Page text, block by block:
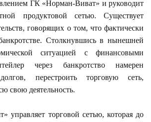
ГК «Норман-Виват» и руководит
продуктовой сетью. Существует
говорящих о том, что фактически
Столкнувшись в нынешней
ситуацией с финансовыми
через банкротство намерен
перестроить торговую сеть,
свою деятельность.
управляет торговой сетью, которая до